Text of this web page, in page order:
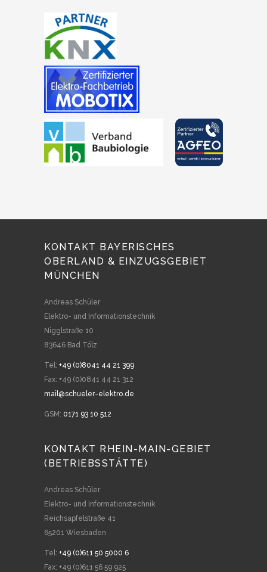
KONTAKT BAYERISCHES
OBERLAND & EINZUGSGEBIET
MÜNCHEN
Andreas Schüler
Elektro- und Informationstechnik
Nigglstraße 10
83646 Bad Tölz
Tel: +49 (0)8041 44 21 399
Fax: +49 (0)0841 44 21 312
mail@schueler-elektro.de
GSM: 0171 93 10 512
KONTAKT RHEIN-MAIN-GEBIET
(BETRIEBSSTÄTTE)
Andreas Schüler
Elektro- und Informationstechnik
Reichsapfelstraße 41
65201 Wiesbaden
Tel: +49 (0)611 50 5000 6
Fax: +49 (0)611 56 59 925